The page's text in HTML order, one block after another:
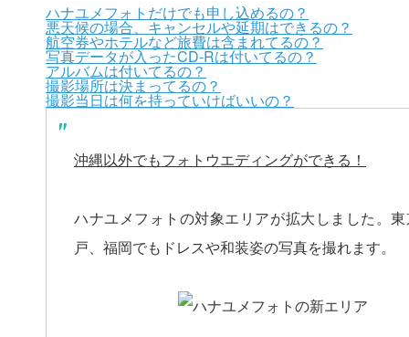
ハナユメフォトだけでも申し込めるの？
悪天候の場合、キャンセルや延期はできるの？
航空券やホテルなど旅費は含まれてるの？
写真データが入ったCD-Rは付いてるの？
アルバムは付いてるの？
撮影場所は決まってるの？
撮影当日は何を持っていけばいいの？
沖縄以外でもフォトウエディングができる！
ハナユメフォトの対象エリアが拡大しました。
戸、福岡でもドレスや和装姿の写真を撮れます。